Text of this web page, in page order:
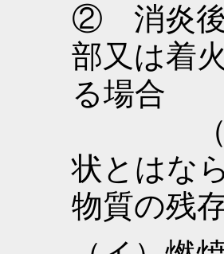
② 消炎後
部又は着
る場合
（注）
状とはな
物質の残